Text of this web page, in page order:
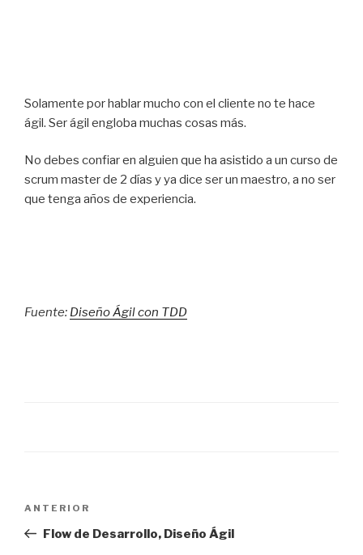
Solamente por hablar mucho con el cliente no te hace
ágil. Ser ágil engloba muchas cosas más.
No debes confiar en alguien que ha asistido a un curso de
scrum master de 2 días y ya dice ser un maestro, a no ser
que tenga años de experiencia.
Fuente: Diseño Ágil con TDD
entradas
Entrada
anterior:
ANTERIOR
Flow de Desarrollo, Diseño Ágil